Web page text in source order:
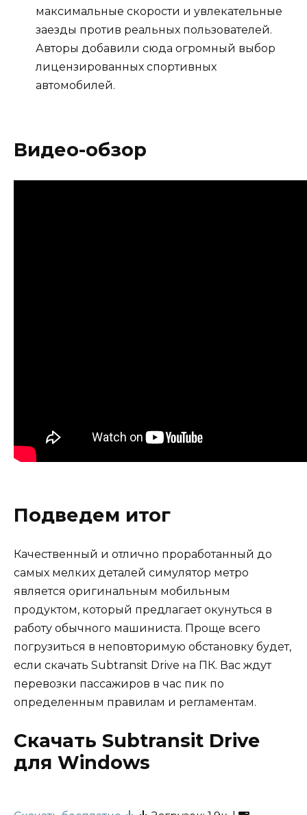
максимальные скорости и увлекательные
заезды против реальных пользователей.
Авторы добавили сюда огромный выбор
лицензированных спортивных
автомобилей.
Видео-обзор
Подведем итог
Качественный и отлично проработанный до
самых мелких деталей симулятор метро
является оригинальным мобильным
продуктом, который предлагает окунуться в
работу обычного машиниста. Проще всего
погрузиться в неповторимую обстановку будет,
если скачать Subtransit Drive на ПК. Вас ждут
перевозки пассажиров в час пик по
определенным правилам и регламентам.
Скачать Subtransit Drive
для Windows